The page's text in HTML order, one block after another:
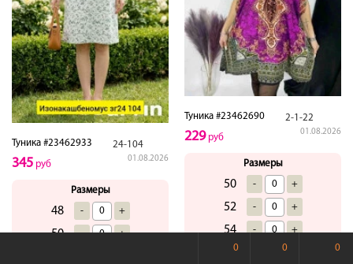
Туника #23462933 24-104
01.08.2026
345 руб
Размеры
48 - +
50 - +
Туника #23462690 2-1-22
01.08.2026
229руб
Размеры
50 - +
52 - +
54 - +
560 0 0